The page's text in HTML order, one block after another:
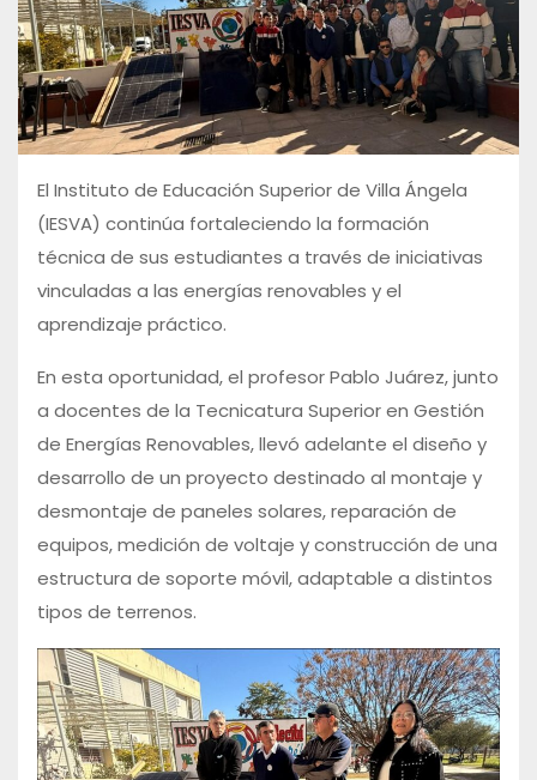
El Instituto de Educación Superior de Villa Ángela
(IESVA) continúa fortaleciendo la formación
técnica de sus estudiantes a través de iniciativas
vinculadas a las energías renovables y el
aprendizaje práctico.
En esta oportunidad, el profesor Pablo Juárez, junto
a docentes de la Tecnicatura Superior en Gestión
de Energías Renovables, llevó adelante el diseño y
desarrollo de un proyecto destinado al montaje y
desmontaje de paneles solares, reparación de
equipos, medición de voltaje y construcción de una
estructura de soporte móvil, adaptable a distintos
tipos de terrenos.